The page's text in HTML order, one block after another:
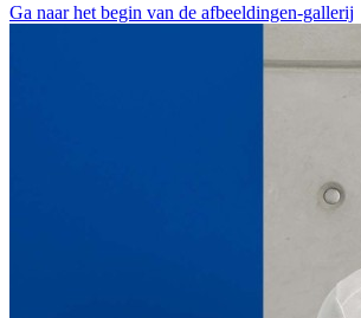
Ga naar het begin van de afbeeldingen-gallerij